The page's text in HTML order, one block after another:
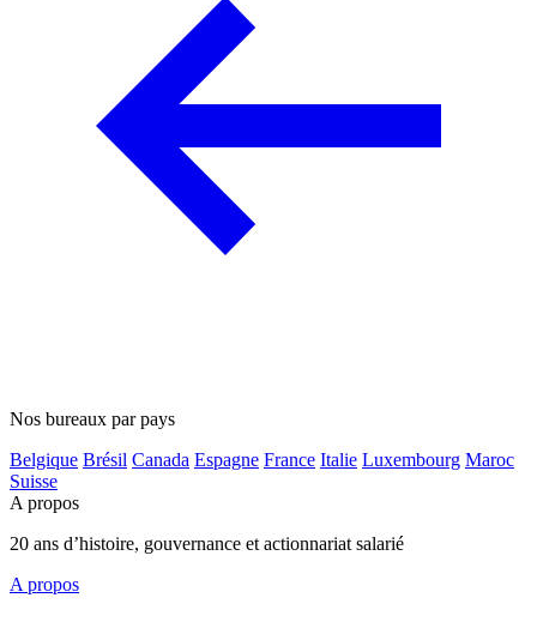
Nos bureaux par pays
Belgique Brésil Canada Espagne France Italie Luxembourg Maroc
Suisse
A propos
20 ans d’histoire, gouvernance et actionnariat salarié
A propos